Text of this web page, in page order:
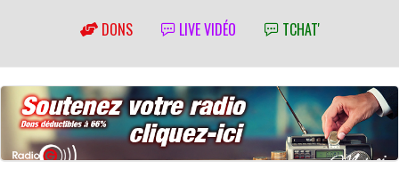
DONS LIVE VIDÉO TCHAT'